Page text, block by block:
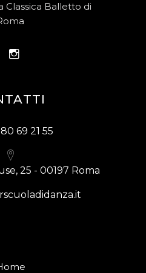
Classica Balletto di
69 21 55
25 - 00197 Roma